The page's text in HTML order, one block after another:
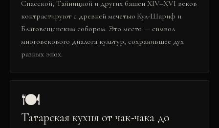
Спасской, Тайницкой и других башен XIV–XVI веков
контрастируют с древней мечетью Кул-Шариф и
Благовещенским собором. Это место — символ
многовекового диалога культур, сохранившее дух
разных эпох.
🍽️
Татарская кухня от чак-чака до